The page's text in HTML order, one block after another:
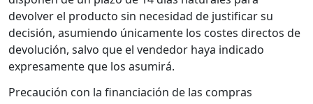
devolver el producto sin necesidad de justificar su
decisión, asumiendo únicamente los costes directos de
devolución, salvo que el vendedor haya indicado
expresamente que los asumirá.
Precaución con la financiación de las compras